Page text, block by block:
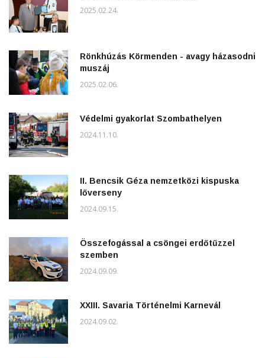
2025.02.24.
Rönkhúzás Körmenden - avagy házasodni
muszáj
2025.02.06.
Védelmi gyakorlat Szombathelyen
2024.11.10.
II. Bencsik Géza nemzetközi kispuska
lőverseny
2024.09.15.
Összefogással a csöngei erdőtűzzel
szemben
2024.09.09.
XXIII. Savaria Történelmi Karnevál
2024.09.02.